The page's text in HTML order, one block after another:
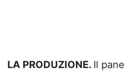
LA PRODUZIONE. Il